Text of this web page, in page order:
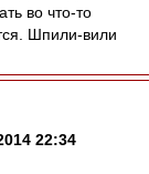
во что-то
Шпили-вили
22:34